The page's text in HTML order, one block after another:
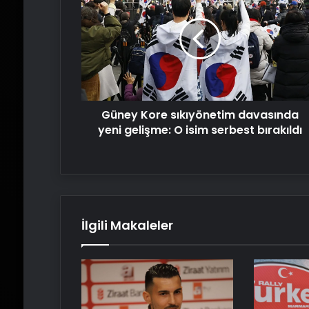
sıkıyönetim
davasında
yeni
gelişme:
O
isim
serbest
bırakıldıGüney Kore sıkıyönetim davasında
yeni gelişme: O isim serbest bırakıldı
İlgili Makaleler